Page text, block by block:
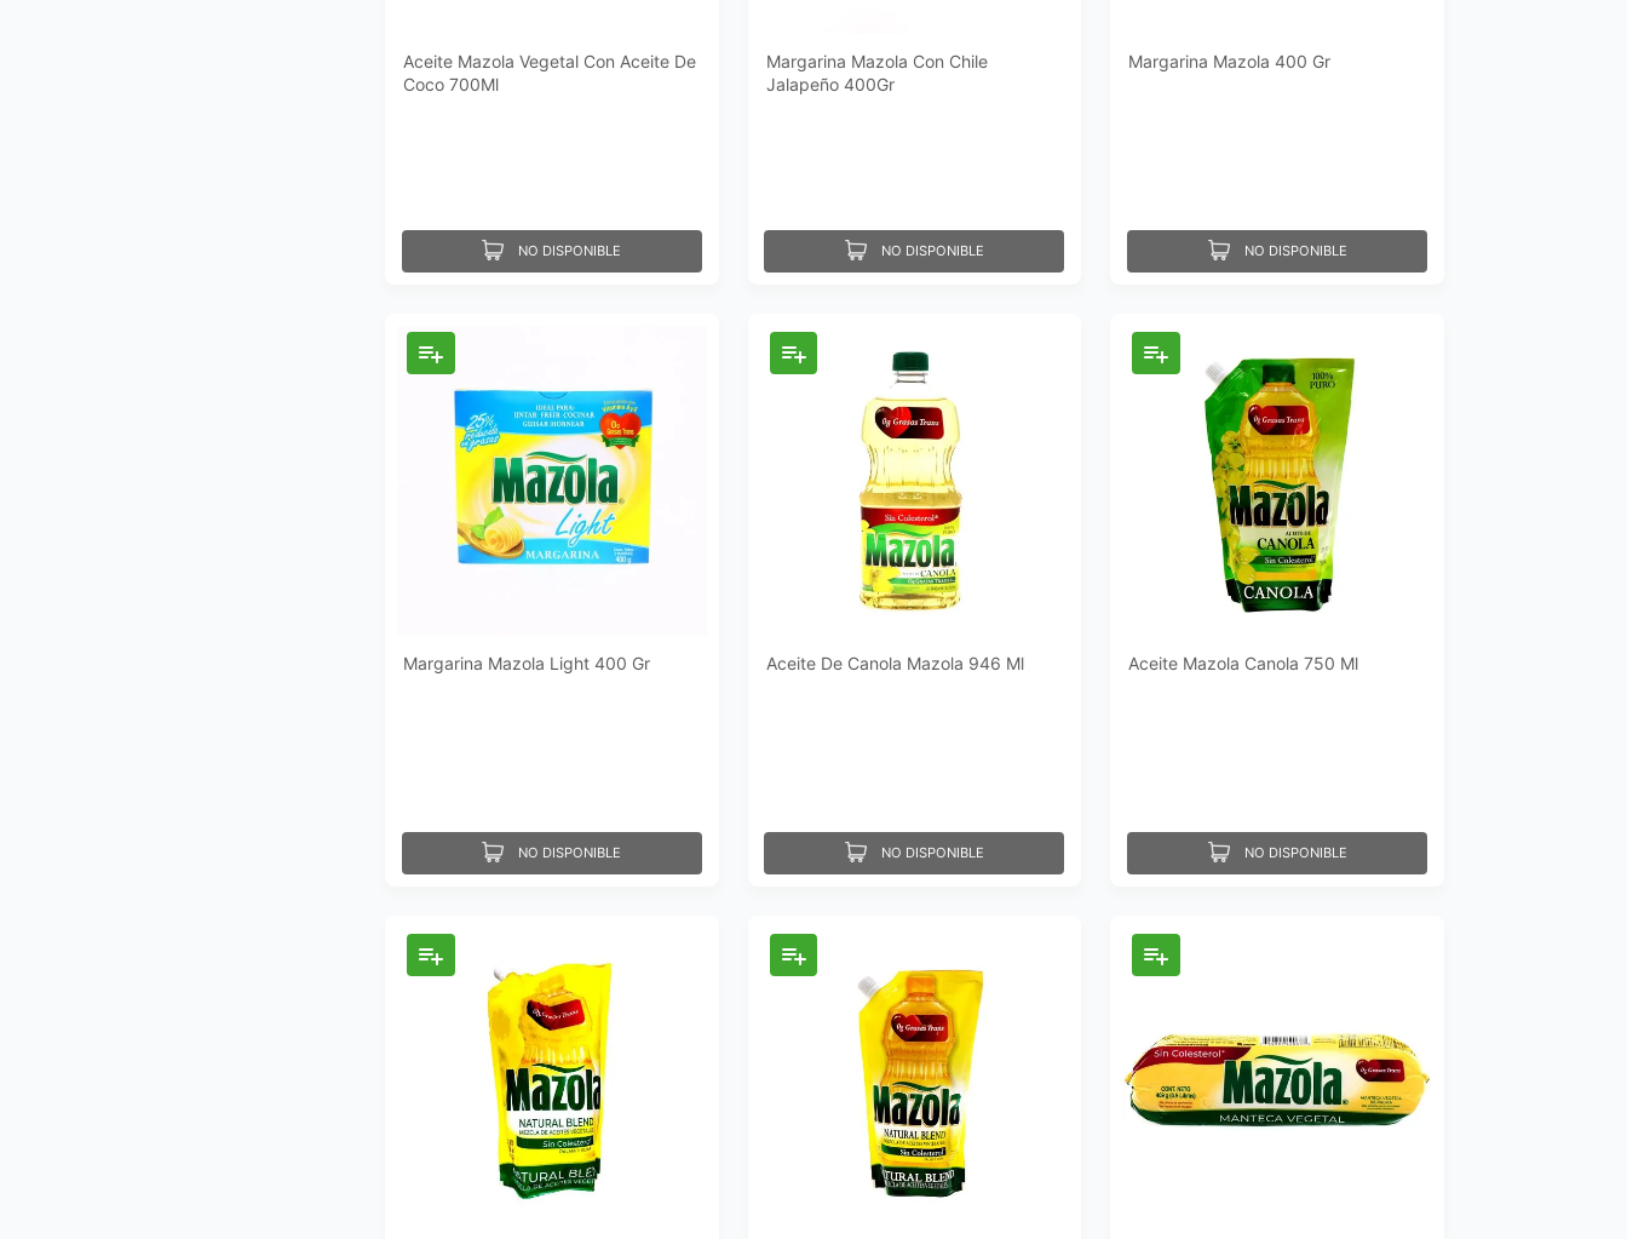
Aceite Mazola Vegetal Con Aceite De
Coco 700Ml
NO DISPONIBLE
Margarina Mazola Con Chile
Jalapeño 400Gr
NO DISPONIBLE
Margarina Mazola 400 Gr
NO DISPONIBLE
Margarina Mazola Light 400 Gr
NO DISPONIBLE
Aceite De Canola Mazola 946 Ml
NO DISPONIBLE
Aceite Mazola Canola 750 Ml
NO DISPONIBLE